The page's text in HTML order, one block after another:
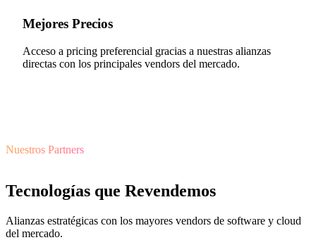
Mejores Precios
Acceso a pricing preferencial gracias a nuestras alianzas
directas con los principales vendors del mercado.
Nuestros Partners
Tecnologías que Revendemos
Alianzas estratégicas con los mayores vendors de software y cloud
del mercado.